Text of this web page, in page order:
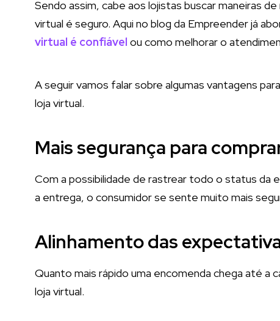
Sendo assim, cabe aos lojistas buscar maneiras
virtual é seguro. Aqui no blog da Empreender já
virtual é confiável ou como melhorar o
A seguir vamos falar sobre algumas vantagens
loja virtual.
Mais segurança para
Com a possibilidade de rastrear todo o status da
a entrega, o consumidor se sente muito mais
Alinhamento das
Quanto mais rápido uma encomenda chega até
loja virtual.